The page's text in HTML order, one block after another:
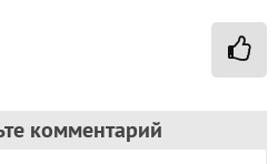
комментарий